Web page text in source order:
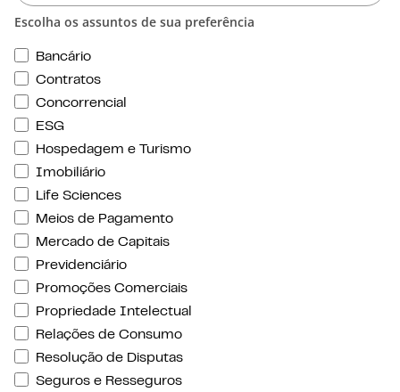
Escolha os assuntos de sua preferência
Bancário
Contratos
Concorrencial
ESG
Hospedagem e Turismo
Imobiliário
Life Sciences
Meios de Pagamento
Mercado de Capitais
Previdenciário
Promoções Comerciais
Propriedade Intelectual
Relações de Consumo
Resolução de Disputas
Seguros e Resseguros